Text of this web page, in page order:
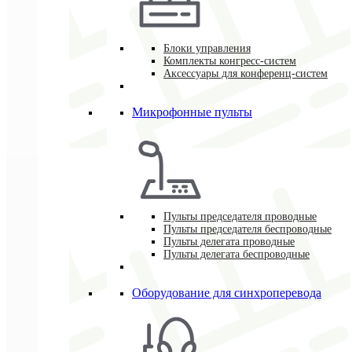
Блоки управления
Комплекты конгресс-систем
Аксессуары для конференц-систем
Микрофонные пульты
Пульты председателя проводные
Пульты председателя беспроводные
Пульты делегата проводные
Пульты делегата беспроводные
Оборудование для синхроперевода